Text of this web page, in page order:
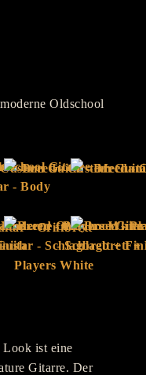
Look ist eine
Gitarre. Der